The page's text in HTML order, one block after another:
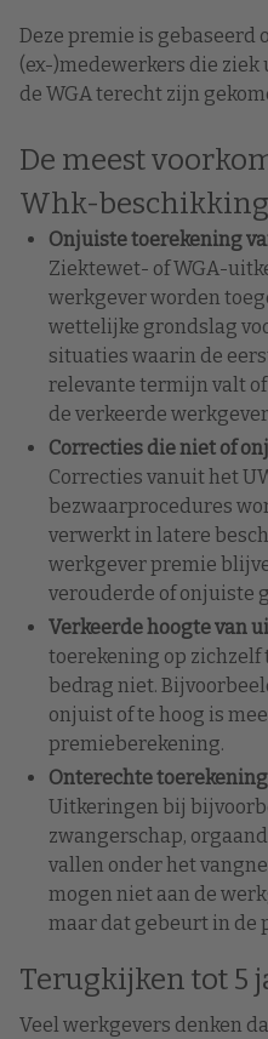
Deze premie is gebaseerd
(ex-)medewerkers die
de WGA terecht zijn
De meest
Whk-beschikking
Onjuiste toerekening
Ziektewet- of WGA-
werkgever worden
wettelijke grondslag
situaties waarin de
relevante termijn valt
de verkeerde
Correcties die niet of
Correcties vanuit het
bezwaarprocedures
verwerkt in latere
werkgever premie
verouderde of onjuiste
Verkeerde hoogte van
toerekening op
bedrag niet.
onjuist of te hoog is
premieberekening.
Onterechte
Uitkeringen bij
zwangerschap,
vallen onder het
mogen niet aan de
maar dat gebeurt in de
Terugkijken tot 5
Veel werkgevers denken